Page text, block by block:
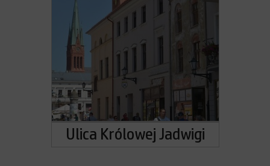
Ulica Królowej Jadwigi